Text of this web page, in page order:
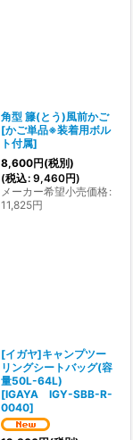
角型 籐(とう)風前かご
[かご単品※装着用ボル
ト付属]
8,600円(税別)
(税込: 9,460円)
メーカー希望小売価格:
11,825円
[イガヤ]キャンプツー
リングシートバッグ(容
量50L-64L)
[IGAYA IGY-SBB-R-
0040]